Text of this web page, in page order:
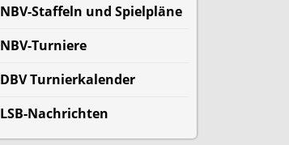
NBV-Staffeln und Spielpläne
NBV-Turniere
DBV Turnierkalender
LSB-Nachrichten